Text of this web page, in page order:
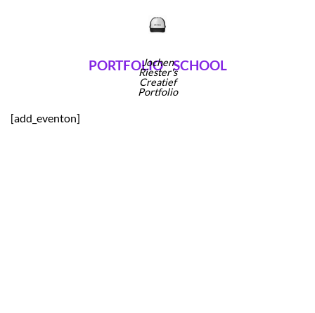
Jochen
Riester's
Creatief
Portfolio
PORTFOLIO SCHOOL
[add_eventon]